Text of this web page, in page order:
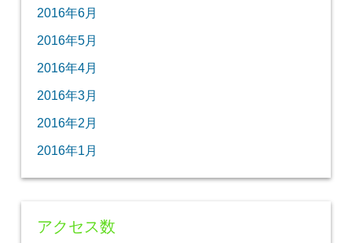
2016年6月
2016年5月
2016年4月
2016年3月
2016年2月
2016年1月
アクセス数